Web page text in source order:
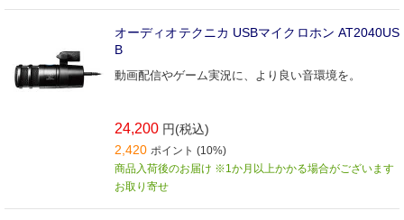
オーディオテクニカ USBマイクロホン AT2040US
B
動画配信やゲーム実況に、より良い音環境を。
24,200 円(税込)
2,420 ポイント (10%)
商品入荷後のお届け ※1か月以上かかる場合がございます
お取り寄せ